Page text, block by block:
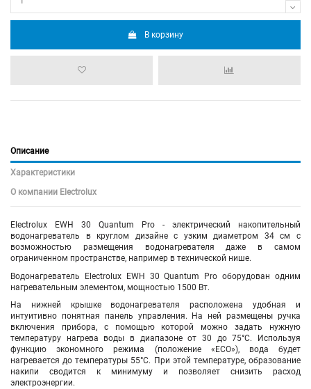
В корзину
Описание
Характеристики
О компании Electrolux
Electrolux EWH 30 Quantum Pro - электрический накопительный
водонагреватель в круглом дизайне с узким диаметром 34 см с
возможностью размещения водонагревателя даже в самом
ограниченном пространстве, например в технической нише.
Водонагреватель Electrolux EWH 30 Quantum Pro оборудован одним
нагревательным элементом, мощностью 1500 Вт.
На нижней крышке водонагревателя расположена удобная и
интуитивно понятная панель управления. На ней размещены ручка
включения прибора, с помощью которой можно задать нужную
температуру нагрева воды в диапазоне от 30 до 75°С. Используя
функцию экономного режима (положение «ЕCO»), вода будет
нагревается до температуры 55°С. При этой температуре, образование
накипи сводится к минимуму и позволяет снизить расход
электроэнергии.